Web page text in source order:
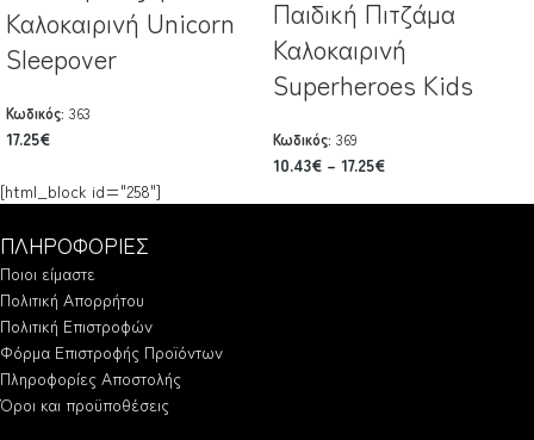
Καλοκαιρινή Unicorn
Sleepover
Κωδικός: 363
17.25€
Παιδική Πιτζάμα
Καλοκαιρινή
Superheroes Kids
Κωδικός: 369
10.43€ – 17.25€
[html_block id="258"]
ΠΛΗΡΟΦΟΡΙΕΣ
Ποιοι είμαστε
Πολιτική Απορρήτου
Πολιτική Επιστροφών
Φόρμα Επιστροφής Προϊόντων
Πληροφορίες Αποστολής
Όροι και προϋποθέσεις